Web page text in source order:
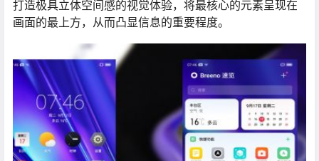
打造极具立体空间感的视觉体验，将最核心的元素呈现在
画面的最上方，从而凸显信息的重要程度。